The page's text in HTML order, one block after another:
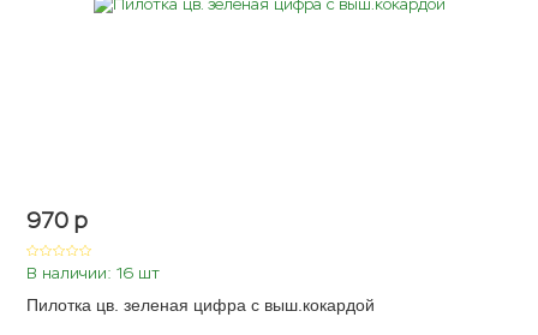
970 p
В наличии: 16 шт
Пилотка цв. зеленая цифра с выш.кокардой